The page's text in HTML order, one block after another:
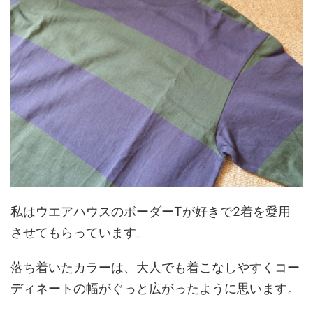
私はウエアハウスのボーダーTが好きで2着を愛用
させてもらっています。
落ち着いたカラーは、大人でも着こなしやすくコー
ディネートの幅がぐっと広がったように思います。